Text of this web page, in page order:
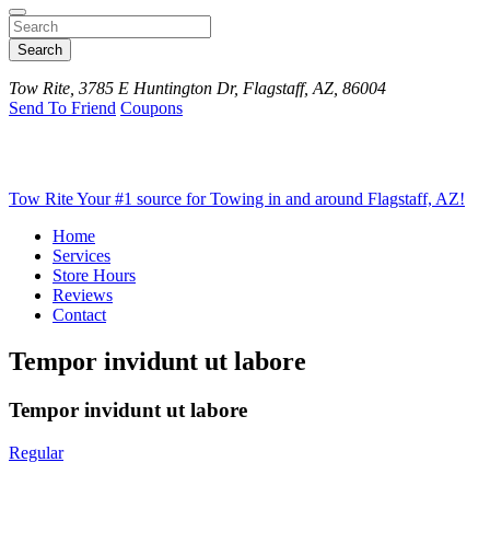
Search
Tow Rite, 3785 E Huntington Dr, Flagstaff, AZ, 86004
Send To Friend Coupons
Tow RiteYour #1 source for Towing in and around Flagstaff, AZ!
Home
Services
Store Hours
Reviews
Contact
Tempor invidunt ut labore
Tempor invidunt ut labore
Regular